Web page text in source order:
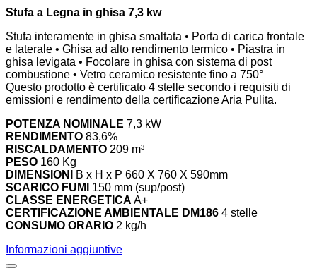
Stufa a Legna in ghisa 7,3 kw
Stufa interamente in ghisa smaltata • Porta di carica frontale
e laterale • Ghisa ad alto rendimento termico • Piastra in
ghisa levigata • Focolare in ghisa con sistema di post
combustione • Vetro ceramico resistente fino a 750°
Questo prodotto è certificato 4 stelle secondo i requisiti di
emissioni e rendimento della certificazione Aria Pulita.
POTENZA NOMINALE 7,3 kW
RENDIMENTO 83,6%
RISCALDAMENTO 209 m³
PESO 160 Kg
DIMENSIONI
B x H x P 660 X 760 X 590mm
SCARICO FUMI
150 mm (sup/post)
CLASSE ENERGETICA A+
CERTIFICAZIONE AMBIENTALE DM186 4 stelle
CONSUMO ORARIO 2 kg/h
Informazioni aggiuntive